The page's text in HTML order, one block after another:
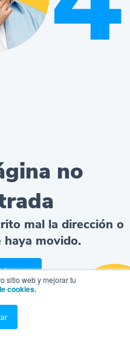
sitio web y mejorar tu
cookies.
no
mal la dirección o
haya movido.
home